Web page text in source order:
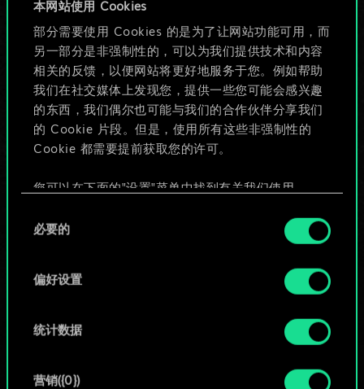
本网站使用 Cookies
部分需要使用 Cookies 的是为了让网站功能可用，而
另一部分是非强制性的，可以为我们提供技术和内容
相关的反馈，以便网站将更好地服务于您。例如帮助
我们在社交媒体上发现您，提供一些您可能会感兴趣
的东西，我们偶尔也可能与我们的合作伙伴分享我们
的 Cookie 片段。但是，使用所有这些非强制性的
Cookie 都需要提前获取您的许可。
您可以在下面的"设置"菜单中找到有关我们使用
好。一旦您了解了其中的内容并准备好继续，请点
必要的
偏好设置
统计数据
营销({0})
目前只是分享了一套
牌，但能做的不止这
些！
给牌组命名并撰写攻略